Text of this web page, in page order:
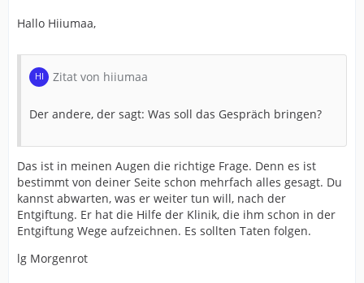
Hallo Hiiumaa,
Zitat von hiiumaa
Der andere, der sagt: Was soll das Gespräch bringen?
Das ist in meinen Augen die richtige Frage. Denn es ist
bestimmt von deiner Seite schon mehrfach alles gesagt. Du
kannst abwarten, was er weiter tun will, nach der
Entgiftung. Er hat die Hilfe der Klinik, die ihm schon in der
Entgiftung Wege aufzeichnen. Es sollten Taten folgen.
lg Morgenrot